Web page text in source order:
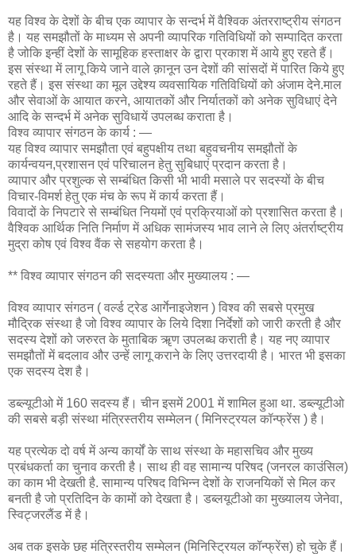
यह विश्व के देशों के बीच एक व्यापार के सन्दर्भ में वैश्विक अंतरराष्ट्रीय संगठन
है। यह समझौतों के माध्यम से अपनी व्यापरिक गतिविधियों को सम्पादित करता
है जोकि इन्हीं देशों के सामूहिक हस्ताक्षर के द्वारा प्रकाश में आये हुए रहते हैं।
इस संस्था में लागू किये जाने वाले क़ानून उन देशों की सांसदों में पारित किये हुए
रहते हैं। इस संस्था का मूल उद्देश्य व्यवसायिक गतिविधियों को अंजाम देने.माल
और सेवाओं के आयात करने, आयातकों और निर्यातकों को अनेक सुविधाएं देने
आदि के सन्दर्भ में अनेक सुविधायें उपलब्ध कराता है।
विश्व व्यापार संगठन के कार्य : —
यह विश्व व्यापार समझौता एवं बहुपक्षीय तथा बहुवचनीय समझौतों के
कार्यन्वयन,प्रशासन एवं परिचालन हेतु सुबिधाएं प्रदान करता है।
व्यापार और प्रशुल्क से सम्बंधित किसी भी भावी मसाले पर सदस्यों के बीच
विचार-विमर्श हेतु एक मंच के रूप में कार्य करता हैं।
विवादों के निपटारे से सम्बंधित नियमों एवं प्रक्रियाओं को प्रशासित करता है।
वैश्विक आर्थिक निति निर्माण में अधिक सामंजस्य भाव लाने ले लिए अंतर्राष्ट्रीय
मुद्रा कोष एवं विश्व वैंक से सहयोग करता है।
** विश्व व्यापार संगठन की सदस्यता और मुख्यालय : —
विश्व व्यापार संगठन ( वर्ल्ड ट्रेड आर्गेनाइजेशन ) विश्व की सबसे प्रमुख
मौद्रिक संस्था है जो विश्व व्यापार के लिये दिशा निर्देशों को जारी करती है और
सदस्य देशों को जरुरत के मुताबिक ॠण उपलब्ध कराती है। यह नए व्यापार
समझौतों में बदलाव और उन्हें लागू कराने के लिए उत्तरदायी है। भारत भी इसका
एक सदस्य देश है।
डब्ल्यूटीओ में 160 सदस्य हैं। चीन इसमें 2001 में शामिल हुआ था. डब्ल्यूटीओ
की सबसे बड़ी संस्था मंत्रिस्तरीय सम्मेलन ( मिनिस्ट्रयल कॉन्फ्रेंस ) है।
यह प्रत्येक दो वर्ष में अन्य कार्यों के साथ संस्था के महासचिव और मुख्य
प्रबंधकर्ता का चुनाव करती है। साथ ही वह सामान्य परिषद (जनरल काउंसिल)
का काम भी देखती है. सामान्य परिषद विभिन्न देशों के राजनयिकों से मिल कर
बनती है जो प्रतिदिन के कामों को देखता है। डब्लयूटीओ का मुख्यालय जेनेवा,
स्विट्जरलैंड में है।
अब तक इसके छह मंत्रिस्तरीय सम्मेलन (मिनिस्ट्रियल कॉन्फ्रेंस) हो चुके हैं।